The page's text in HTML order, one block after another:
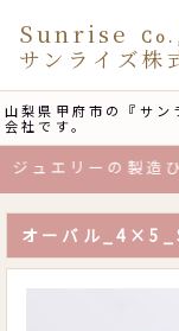
山梨県甲府市の『サン
会社です。
Sunrise
サンライズ株
ュエリーの製造ひ
オーバル